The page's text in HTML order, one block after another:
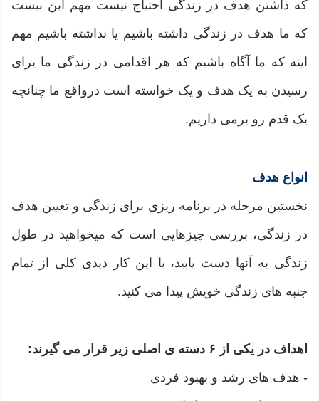
که داشتن هدف در زندگی احتیاج نیست مهم این نیست
که ما هدف در زندگی داشته باشیم یا نداشته باشیم مهم
اینه که ما آگاه باشیم که هر اقدامی در زندگی ما برای
رسیدن به یک هدف و یک خواسته است درواقع ما چنانچه
یک قدم رو برمی داریم.
انواع هدف
نخستین مرحله در برنامه ریزی برای زندگی و تعيين هدف
در زندگی، بررسی چیزهایی است که میخواهید در طول
زندگی به آنها دست یابید، با این کار دیدی کلی از تمام
جنبه های زندگی خویش پیدا می کنید.
اهداف در یکی از ۶ دسته ی اصلی زیر قرار می گیرند:
- هدف های رشد و بهبود فردی